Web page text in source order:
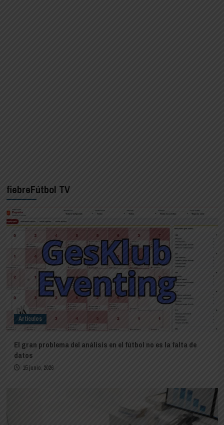
fiebreFútbol TV
Artículos
El gran problema del análisis en el fútbol no es la falta de
datos
15 junio, 2026